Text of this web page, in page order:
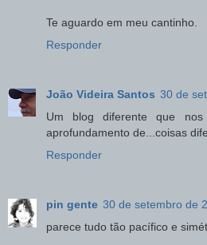
Te aguardo em meu cantinho.
Responder
João Videira Santos 30 de
Um blog diferente que
aprofundamento de...coisas
Responder
pin gente 30 de setembro de
parece tudo tão pacífico e